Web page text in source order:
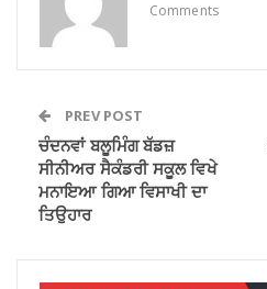
Comments
PREV POST
ਚੰਦਨਵਾਂ ਬਲੂਮਿੰਗ ਬੱਡਜ਼
ਸੀਨੀਅਰ ਸੈਕੰਡਰੀ ਸਕੂਲ ਵਿਖੇ
ਮਨਾਇਆ ਗਿਆ ਵਿਸਾਖੀ ਦਾ
ਤਿਉਹਾਰ